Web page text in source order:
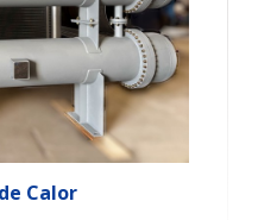
Calor